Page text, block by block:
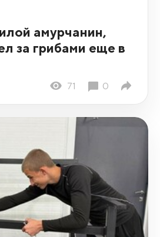
амурчанин,
за грибами еще в
71 0